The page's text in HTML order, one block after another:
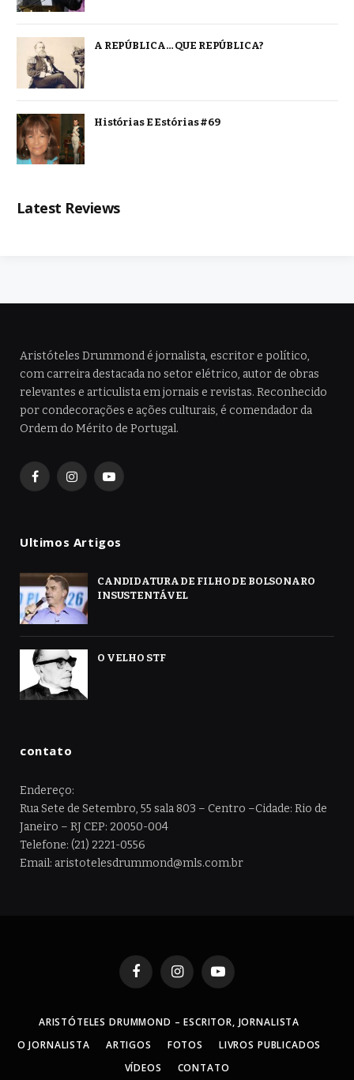
A REPÚBLICA… QUE REPÚBLICA?
Histórias E Estórias #69
Latest Reviews
Aristóteles Drummond é jornalista, escritor e político,
com carreira destacada no setor elétrico, autor de obras
relevantes e articulista em jornais e revistas. Reconhecido
por condecorações e ações culturais, é comendador da
Ordem do Mérito de Portugal.
FacebookInstagramYouTube
Ultimos Artigos
CANDIDATURA DE FILHO DE BOLSONARO
INSUSTENTÁVEL
O VELHO STF
contato
Endereço:
Rua Sete de Setembro, 55 sala 803 – Centro –Cidade: Rio de
Janeiro – RJ CEP: 20050-004
Telefone: (21) 2221-0556
Email: aristotelesdrummond@mls.com.br
FacebookInstagramYouTube
ARISTÓTELES DRUMMOND – ESCRITOR, JORNALISTA
O JORNALISTA
ARTIGOS FOTOS
LIVROS PUBLICADOS
VÍDEOS
CONTATO